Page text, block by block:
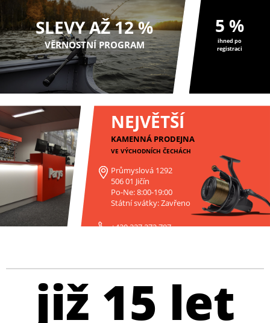
SLEVY AŽ 12 %
VĚRNOSTNÍ PROGRAM
5 %
ihned po
registraci
NEJVĚTŠÍ
KAMENNÁ PRODEJNA
VE VÝCHODNÍCH ČECHÁCH
Průmyslová 1292
506 01 Jičín
Po-Ne: 8:00-19:00
Státní svátky: Zavřeno
+420 227 272 797
již 15 let